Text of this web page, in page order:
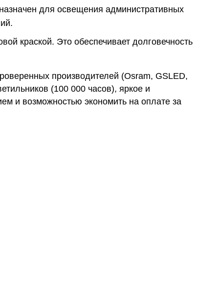
для освещения административных
краской. Это обеспечивает долговечность
производителей (Osram, GSLED,
(100 000 часов), яркое и
и возможностью экономить на оплате за